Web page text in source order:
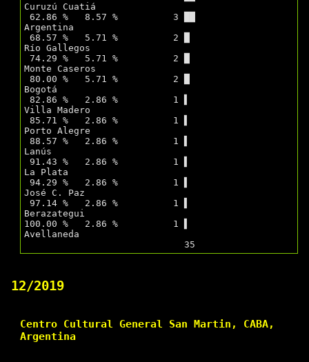
Curuzú Cuatiá
62.86 %   8.57 %          3 ██
Argentina
68.57 %   5.71 %          2 █
Río Gallegos
74.29 %   5.71 %          2 █
Monte Caseros
80.00 %   5.71 %          2 █
Bogotá
82.86 %   2.86 %          1 ▌
Villa Madero
85.71 %   2.86 %          1 ▌
Porto Alegre
88.57 %   2.86 %          1 ▌
Lanús
91.43 %   2.86 %          1 ▌
La Plata
94.29 %   2.86 %          1 ▌
José C. Paz
97.14 %   2.86 %          1 ▌
Berazategui
100.00 %   2.86 %          1 ▌
Avellaneda
12/2019
Centro Cultural General San Martin, CABA,
Argentina